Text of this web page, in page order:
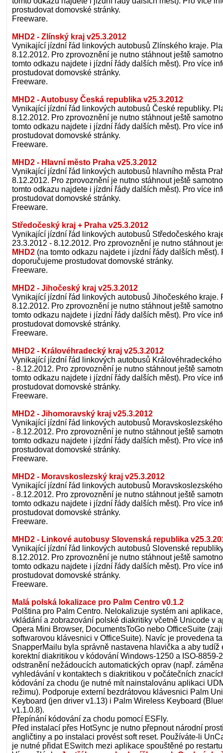
prostudovat domovské stránky.
Freeware.
MHD2 - Zlínský kraj v25.3.2012
Vynikající jízdní řád linkových autobusů Zlínského kraje.
8.12.2012. Pro zprovoznění je nutno stáhnout ještě
tomto odkazu najdete i jízdní řády dalších měst). Pro více
prostudovat domovské stránky.
Freeware.
MHD2 - Autobusy Česká republika v25.3.2012
Vynikající jízdní řád linkových autobusů České republiky.
8.12.2012. Pro zprovoznění je nutno stáhnout ještě
tomto odkazu najdete i jízdní řády dalších měst). Pro více
prostudovat domovské stránky.
Freeware.
MHD2 - Hlavní město Praha v25.3.2012
Vynikající jízdní řád linkových autobusů hlavního města
8.12.2012. Pro zprovoznění je nutno stáhnout ještě
tomto odkazu najdete i jízdní řády dalších měst). Pro více
prostudovat domovské stránky.
Freeware.
Středočeský kraj + Praha v25.3.2012
Vynikající jízdní řád linkových autobusů Středočeského
23.3.2012 - 8.12.2012. Pro zprovoznění je nutno stáhnout
MHD2(na tomto odkazu najdete i jízdní řády dalších měst).
doporučujeme prostudovat domovské stránky.
Freeware.
MHD2 - Jihočeský kraj v25.3.2012
Vynikající jízdní řád linkových autobusů Jihočeského kraje.
8.12.2012. Pro zprovoznění je nutno stáhnout ještě
tomto odkazu najdete i jízdní řády dalších měst). Pro více
prostudovat domovské stránky.
Freeware.
MHD2 - Královéhradecký kraj v25.3.2012
Vynikající jízdní řád linkových autobusů
- 8.12.2012. Pro zprovoznění je nutno stáhnout ještě
tomto odkazu najdete i jízdní řády dalších měst). Pro více
prostudovat domovské stránky.
Freeware.
MHD2 - Jihomoravský kraj v25.3.2012
Vynikající jízdní řád linkových autobusů
- 8.12.2012. Pro zprovoznění je nutno stáhnout ještě
tomto odkazu najdete i jízdní řády dalších měst). Pro více
prostudovat domovské stránky.
Freeware.
MHD2 - Moravskoslezský kraj v25.3.2012
Vynikající jízdní řád linkových autobusů
- 8.12.2012. Pro zprovoznění je nutno stáhnout ještě
tomto odkazu najdete i jízdní řády dalších měst). Pro více
prostudovat domovské stránky.
Freeware.
MHD2 - Linkové autobusy Slovenská republika
Vynikající jízdní řád linkových autobusů Slovenské
8.12.2012. Pro zprovoznění je nutno stáhnout ještě
tomto odkazu najdete i jízdní řády dalších měst). Pro více
prostudovat domovské stránky.
Freeware.
Malá polská lokalizace pro Palm Centro v0.1.2
Polština pro Palm Centro. Nelokalizuje systém ani
vkládání a zobrazování polské diakritiky včetně Unicode v
Opera Mini Browser, DocumentsToGo nebo OfficeSuite
softwarovou klávesnici v OfficeSuite). Navíc je provedena
SnapperMailu byla správně nastavena hlavička a aby tudíž
korektní diakritikou v kódování Windows-1250 a ISO-8859-
odstranění nežádoucích automatických oprav (např.
vyhledávání v kontaktech s diakritikou v počátečních
kódování za chodu (je nutné mít nainstalovánu aplikaci
režimu). Podporuje externí bezdrátovou klávesnici Palm
Keyboard (jen driver v1.13) i Palm Wireless Keyboard
v1.1.0.8).
Přepínání kódování za chodu pomocí ESFly.
Před instalací přes HotSync je nutno přepnout národní
angličtiny a po instalaci provést soft reset. Používáte-li
je nutné přidat ESwitch mezi aplikace spouštěné po